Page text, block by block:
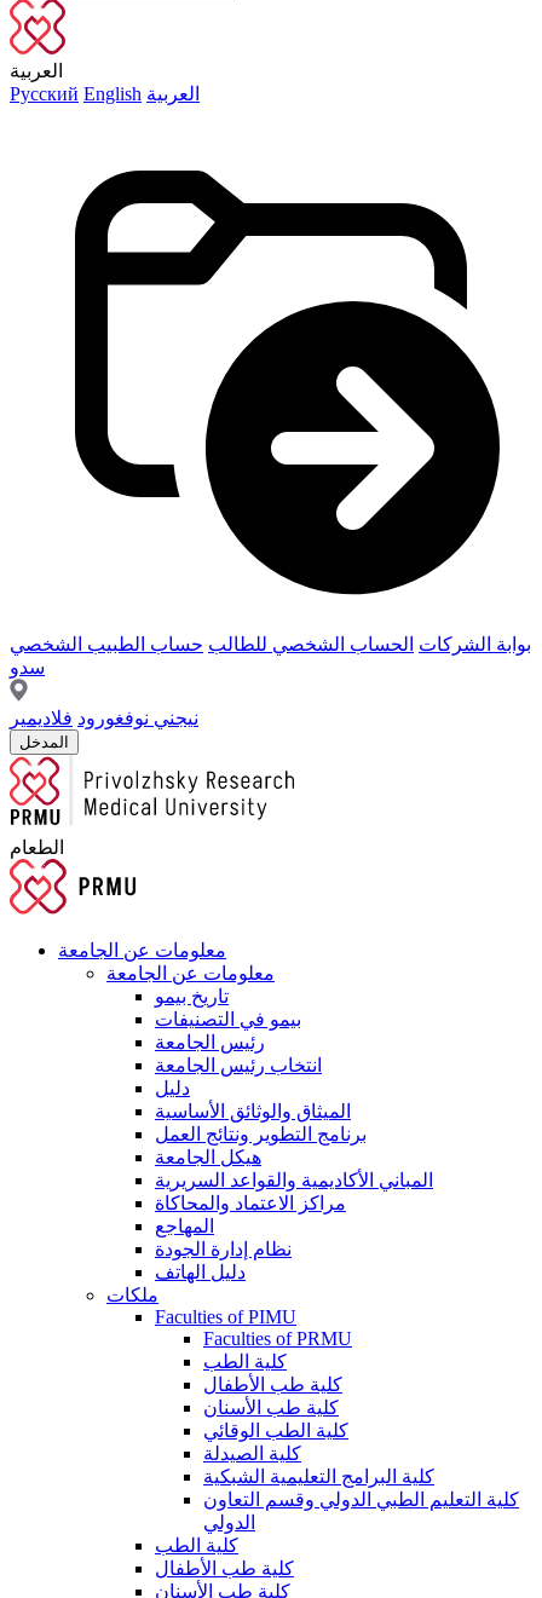
العربية
Русский English العربية
بوابة الشركات الحساب الشخصي للطالب حساب الطبيب الشخصي
سدو
نيجني نوفغورود فلاديمير
المدخل
الطعام
معلومات عن الجامعة
معلومات عن الجامعة
تاريخ بيمو
بيمو في التصنيفات
رئيس الجامعة
انتخاب رئيس الجامعة
دليل
الميثاق والوثائق الأساسية
برنامج التطوير ونتائج العمل
هيكل الجامعة
المباني الأكاديمية والقواعد السريرية
مراكز الاعتماد والمحاكاة
المهاجع
نظام إدارة الجودة
دليل الهاتف
ملكات
Faculties of PIMU
Faculties of PRMU
كلية الطب
كلية طب الأطفال
كلية طب الأسنان
كلية الطب الوقائي
كلية الصيدلة
كلية البرامج التعليمية الشبكية
كلية التعليم الطبي الدولي وقسم التعاون
الدولي
كلية الطب
كلية طب الأطفال
كلية طب الأسنان